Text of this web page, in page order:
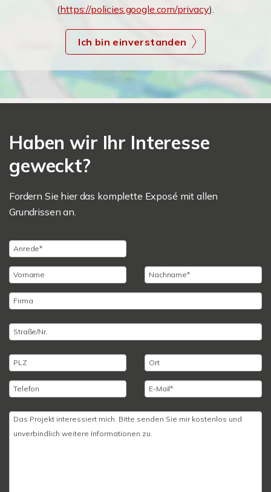
(https://policies.google.com/privacy).
Ich bin einverstanden
Haben wir Ihr Interesse
geweckt?
Fordern Sie hier das komplette Exposé mit allen
Grundrissen an.